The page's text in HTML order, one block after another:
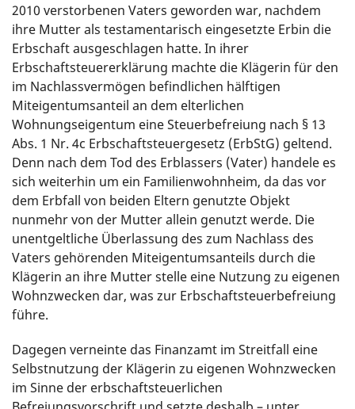
2010 verstorbenen Vaters geworden war, nachdem
ihre Mutter als testamentarisch eingesetzte Erbin die
Erbschaft ausgeschlagen hatte. In ihrer
Erbschaftsteuererklärung machte die Klägerin für den
im Nachlassvermögen befindlichen hälftigen
Miteigentumsanteil an dem elterlichen
Wohnungseigentum eine Steuerbefreiung nach § 13
Abs. 1 Nr. 4c Erbschaftsteuergesetz (ErbStG) geltend.
Denn nach dem Tod des Erblassers (Vater) handele es
sich weiterhin um ein Familienwohnheim, da das vor
dem Erbfall von beiden Eltern genutzte Objekt
nunmehr von der Mutter allein genutzt werde. Die
unentgeltliche Überlassung des zum Nachlass des
Vaters gehörenden Miteigentumsanteils durch die
Klägerin an ihre Mutter stelle eine Nutzung zu eigenen
Wohnzwecken dar, was zur Erbschaftsteuerbefreiung
führe.
Dagegen verneinte das Finanzamt im Streitfall eine
Selbstnutzung der Klägerin zu eigenen Wohnzwecken
im Sinne der erbschaftsteuerlichen